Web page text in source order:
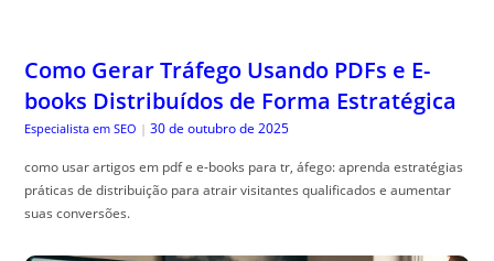
Como Gerar Tráfego Usando PDFs e E-
books Distribuídos de Forma Estratégica
Especialista em SEO | 30 de outubro de 2025
como usar artigos em pdf e e-books para tr, áfego: aprenda estratégias
práticas de distribuição para atrair visitantes qualificados e aumentar
suas conversões.